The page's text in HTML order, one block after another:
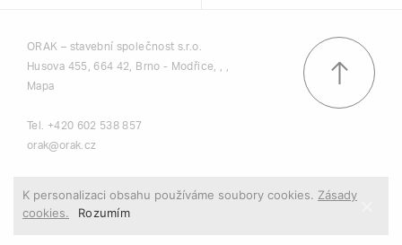
ORAK – stavební společnost s.r.o.
Husova 455, 664 42, Brno - Modřice, , ,
Mapa
Tel. +420 602 538 857
orak@orak.cz
Podmínky použití
Použití cookies
K personalizaci obsahu používáme soubory cookies. Zásady
cookies.
Rozumím